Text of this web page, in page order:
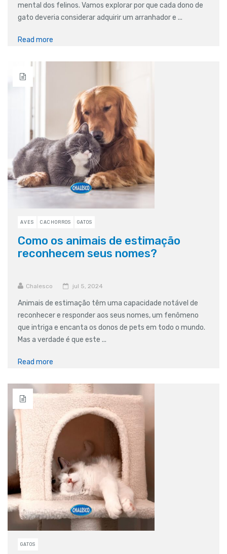
mental dos felinos. Vamos explorar por que cada dono de
gato deveria considerar adquirir um arranhador e ...
Read more
AVES CACHORROS GATOS
Como os animais de estimação
reconhecem seus nomes?
Chalesco jul 5, 2024
Animais de estimação têm uma capacidade notável de
reconhecer e responder aos seus nomes, um fenômeno
que intriga e encanta os donos de pets em todo o mundo.
Mas a verdade é que este ...
Read more
GATOS